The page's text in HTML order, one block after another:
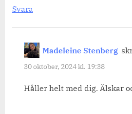
Svara
Madeleine Stenberg
30 oktober, 2024 kl. 19:38
Håller helt med dig. Älskar